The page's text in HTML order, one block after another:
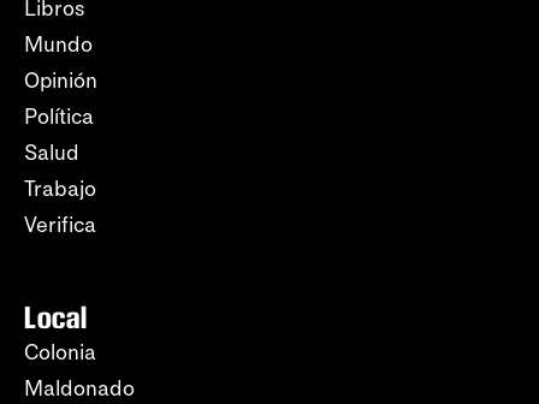
Libros
Mundo
Opinión
Política
Salud
Trabajo
Verifica
Local
Colonia
Maldonado